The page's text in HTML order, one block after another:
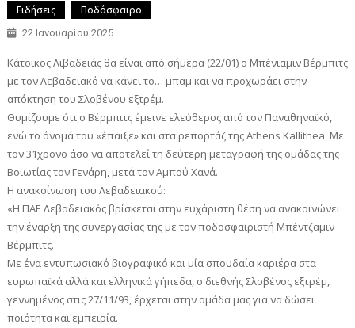
Ειδήσεις Ποδόσφαιρο
22 Ιανουαρίου 2025
Κάτοικος Λιβαδειάς θα είναι από σήμερα (22/01) ο Μπένιαμιν Βέρμπιτς
με τον Λεβαδειακό να κάνει το… μπαμ και να προχωράει στην
απόκτηση του Σλοβένου εξτρέμ.
Θυμίζουμε ότι ο Βέρμπιτς έμεινε ελεύθερος από τον Παναθηναϊκό,
ενώ το όνομά του «έπαιξε» και στα ρεπορτάζ της Athens Kallithea. Με
τον 31χρονο άσο να αποτελεί τη δεύτερη μεταγραφή της ομάδας της
Βοιωτίας τον Γενάρη, μετά τον Αμπού Χανά.
Η ανακοίνωση του Λεβαδειακού:
«Η ΠΑΕ Λεβαδειακός βρίσκεται στην ευχάριστη θέση να ανακοινώνει
την έναρξη της συνεργασίας της με τον ποδοσφαιριστή Μπέντζαμιν
Βέρμπιτς.
Με ένα εντυπωσιακό βιογραφικό και μία σπουδαία καριέρα στα
ευρωπαϊκά αλλά και ελληνικά γήπεδα, ο διεθνής Σλοβένος εξτρέμ,
γεννημένος στις 27/11/93, έρχεται στην ομάδα μας για να δώσει
ποιότητα και εμπειρία.